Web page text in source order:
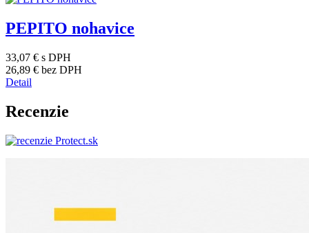
PEPITO nohavice
33,07 € s DPH
26,89 € bez DPH
Detail
Recenzie